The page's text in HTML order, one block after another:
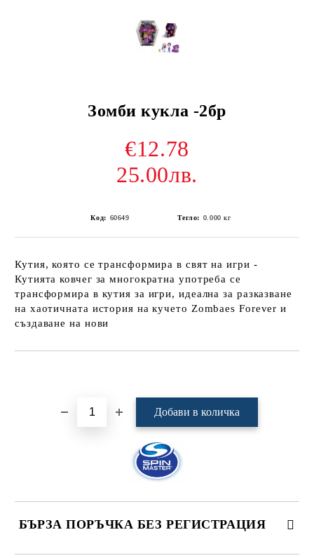
Зомби кукла -2бр
€12.78
25.00лв.
Код: 60649 Тегло: 0.000 кг
Кутия, която се трансформира в свят на игри -
Кутията ковчег за многократна употреба се
трансформира в кутия за игри, идеална за разказване
на хаотичната история на кучето Zombaes Forever и
създаване на нови
БЪРЗА ПОРЪЧКА БЕЗ РЕГИСТРАЦИЯ